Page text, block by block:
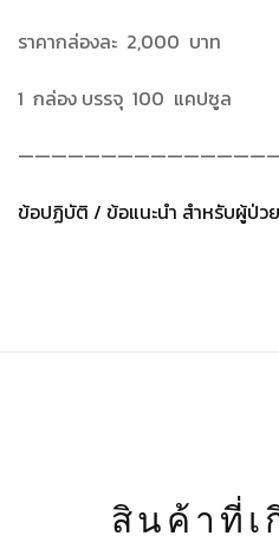
ราคากล่องละ 2,000 บาท
1 กล่อง บรรจุ 100 แคปซูล
ข้อปฏิบัติ / ข้อแนะนำ สำหรับผู้ป่ว
สินค้าที่เ